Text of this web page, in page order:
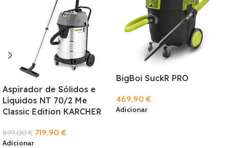
Aspirador de Sólidos e
Líquidos NT 70/2 Me
Classic Edition KARCHER
899,00€ 719,90€
Adicionar
BigBoi SuckR PRO
469,90€
Adicionar